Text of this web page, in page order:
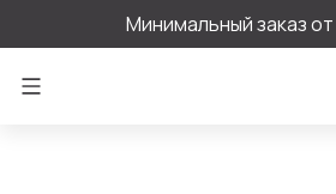
Минимальный заказ